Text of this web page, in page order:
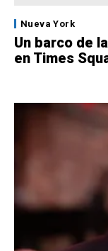
Nueva York
Un barco de
en Times